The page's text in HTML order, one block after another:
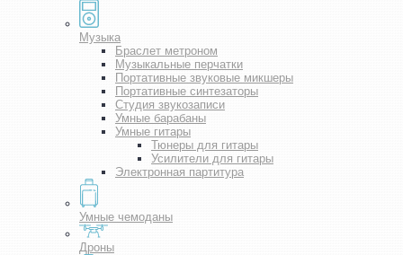
Музыка
Браслет метроном
Музыкальные перчатки
Портативные звуковые микшеры
Портативные синтезаторы
Студия звукозаписи
Умные барабаны
Умные гитары
Тюнеры для гитары
Усилители для гитары
Электронная партитура
Умные чемоданы
Дроны